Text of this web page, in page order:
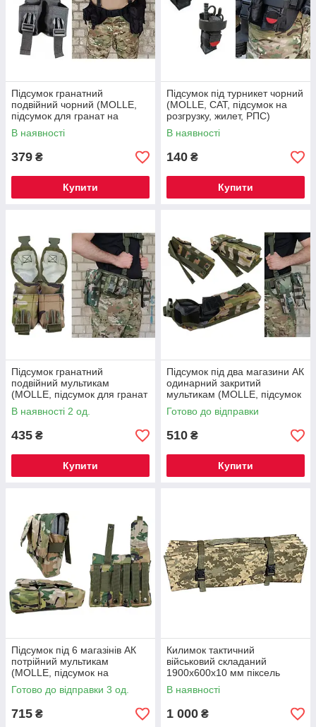
Підсумок гранатний
подвійний чорний (MOLLE,
підсумок для гранат на
розгрузку, жилет, РПС)
В наявності
379 ₴
Купити
Підсумок під турникет чорний
(MOLLE, CAT, підсумок на
розгрузку, жилет, РПС)
В наявності
140 ₴
Купити
Підсумок гранатний
подвійний мультикам
(MOLLE, підсумок для гранат
на розгрузку, жилет, РПС)
В наявності 2 од.
435 ₴
Купити
Підсумок під два магазини АК
одинарний закритий
мультикам (MOLLE, підсумок
на розгрузку, жилет, РПС)
Готово до відправки
510 ₴
Купити
Підсумок під 6 магазінів АК
потрійний мультикам
(MOLLE, підсумок на
розгрузку, жилет, РПС)
Готово до відправки 3 од.
715 ₴
Килимок тактичний
військовий складаний
1900х600х10 мм піксель
В наявності
1 000 ₴